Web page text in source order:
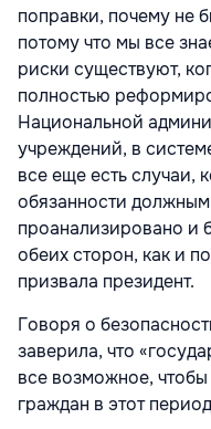
поправки, почему не
потому что мы все
риски существуют,
полностью
Национальной
учреждений, в
все еще есть случаи,
обязанности
проанализировано и
обеих сторон, как и
призвала президент.
Говоря о
заверила, что
все возможное, чтобы
граждан в этот